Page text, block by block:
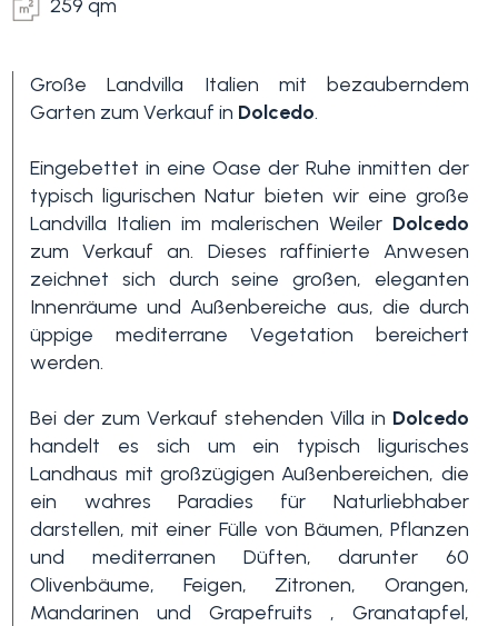
259 qm
Große Landvilla Italien mit bezauberndem
Garten zum Verkauf in Dolcedo.
Eingebettet in eine Oase der Ruhe inmitten der
typisch ligurischen Natur bieten wir eine große
Landvilla Italien im malerischen Weiler Dolcedo
zum Verkauf an. Dieses raffinierte Anwesen
zeichnet sich durch seine großen, eleganten
Innenräume und Außenbereiche aus, die durch
üppige mediterrane Vegetation bereichert
werden.
Bei der zum Verkauf stehenden Villa in Dolcedo
handelt es sich um ein typisch ligurisches
Landhaus mit großzügigen Außenbereichen, die
ein wahres Paradies für Naturliebhaber
darstellen, mit einer Fülle von Bäumen, Pflanzen
und mediterranen Düften, darunter 60
Olivenbäume, Feigen, Zitronen, Orangen,
Mandarinen und Grapefruits , Granatapfel,
Schlafzimmer
min.
Alle
2
3+